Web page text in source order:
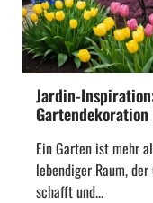
Jardin-
Ein Garten ist mehr
lebendiger Raum,
schafft und...